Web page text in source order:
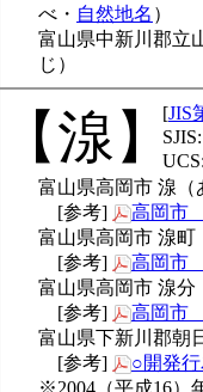
べ
自然地名
富山県中新川郡立
じ
湶 JIS
富山県高岡市 湶
高岡市
富山県高岡市 湶町
高岡市
富山県高岡市 湶分
高岡市
富山県下新川郡朝
○開発行
2004（平成16）